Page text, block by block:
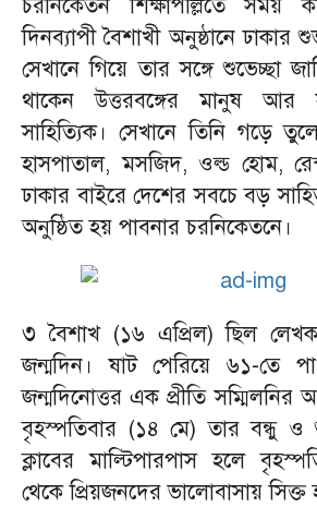
চরনিকেতন শিক্ষাপল্লিতে সময়
দিনব্যাপী বৈশাখী অনুষ্ঠানে ঢাকার
সেখানে গিয়ে তার সঙ্গে শুভেচ্ছা
থাকেন উত্তরবঙ্গের মানুষ আর
সাহিত্যিক। সেখানে তিনি গড়ে
হাসপাতাল, মসজিদ, ওল্ড হোম,
ঢাকার বাইরে দেশের সবচে বড়
অনুষ্ঠিত হয় পাবনার চরনিকেতনে।
৩ বৈশাখ (১৬ এপ্রিল) ছিল
জন্মদিন। ষাট পেরিয়ে ৬১-তে
জন্মদিনোত্তর এক প্রীতি
বৃহস্পতিবার (১৪ মে) তার বন্ধু ও
ক্লাবের মাল্টিপারপাস হলে
থেকে প্রিয়জনদের ভালোবাসায় সিক্ত